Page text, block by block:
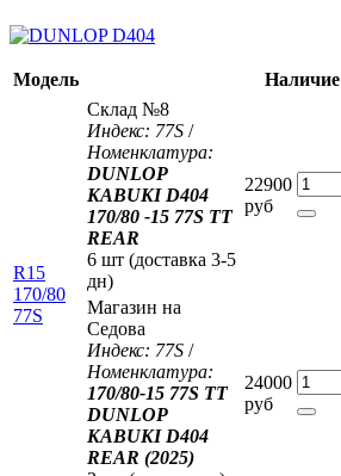
Модель Наличие
R15
170/80
77S
Склад №8
Индекс: 77S /
Номенклатура:
DUNLOP
KABUKI D404
170/80 -15 77S TT
REAR
6 шт (доставка 3-5
дн)
22900
руб
Магазин на
Седова
Индекс: 77S /
Номенклатура:
170/80-15 77S TT
DUNLOP
KABUKI D404
REAR (2025)
24000
руб